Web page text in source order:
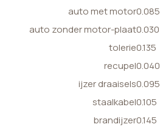
auto met motor0.085
auto zonder motor-plaat0.030
tolerie0.135
recupel0.040
ijzer draaisels0.095
staalkabel0.105
brandijzer0.145